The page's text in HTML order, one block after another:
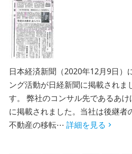
日本経済新聞（2020年12月9日）
ング活動が日経新聞に掲載されま
す。 弊社のコンサル先であるあ
に掲載されました。当社は後継者
不動産の移転⋯ 詳細を見る